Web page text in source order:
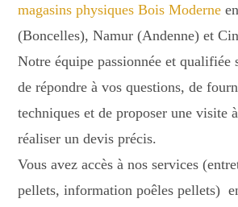
magasins physiques Bois Moderne
(Boncelles), Namur (Andenne) et
Notre équipe passionnée et qualifiée
de répondre à vos questions, de
techniques et de proposer une visite
réaliser un devis précis.
Vous avez accès à nos services
pellets, information poêles pellets)